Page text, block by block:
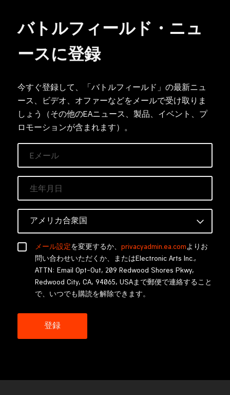
メール設定を変更するか、 privacyadmin.ea.comよりお
問い合わせいただくか、またはElectronic Arts Inc.,
ATTN: Email Opt-Out, 209 Redwood Shores Pkwy,
Redwood City, CA, 94065, USAまで郵便で連絡すること
で、いつでも購読を解除できます。
今すぐ登録して、「バトルフィールド」の最新ニュ
ース、ビデオ、オファーなどをメールで受け取りま
しょう（その他のEAニュース、製品、イベント、プ
ロモーションが含まれます）。